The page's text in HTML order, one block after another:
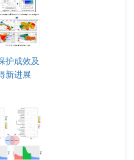
护成效及
新进展